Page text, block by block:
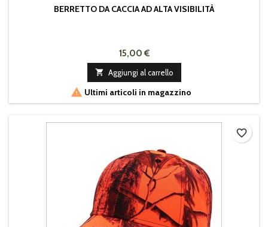
BERRETTO DA CACCIA AD ALTA VISIBILITÀ
15,00 €
 Aggiungi al carrello
 Ultimi articoli in magazzino
favorite_border